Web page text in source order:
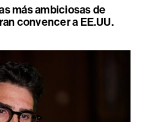
más ambiciosas de
convencer a EE.UU.